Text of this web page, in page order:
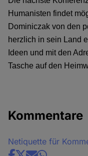
Humanisten findet
Dominiczak von den
herzlich in sein Land
Ideen und mit den
Tasche auf den
Kommentare
Netiquette für